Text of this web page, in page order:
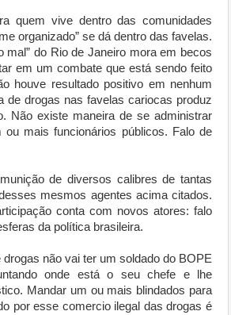
quem vive dentro das comunidades
organizado” se dá dentro das favelas.
mal” do Rio de Janeiro mora em becos
em um combate que está sendo feito
houve resultado positivo em nenhum
de drogas nas favelas cariocas produz
Não existe maneira de se administrar
mais funcionários públicos. Falo de
de diversos calibres de tantas
mesmos agentes acima citados.
conta com novos atores: falo
da política brasileira.
não vai ter um soldado do BOPE
onde está o seu chefe e lhe
Mandar um ou mais blindados para
por esse comercio ilegal das drogas é